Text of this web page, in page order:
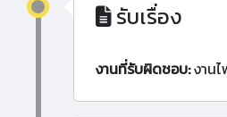
รับเรื่อง
งานที่รับผิดชอบ:งาน